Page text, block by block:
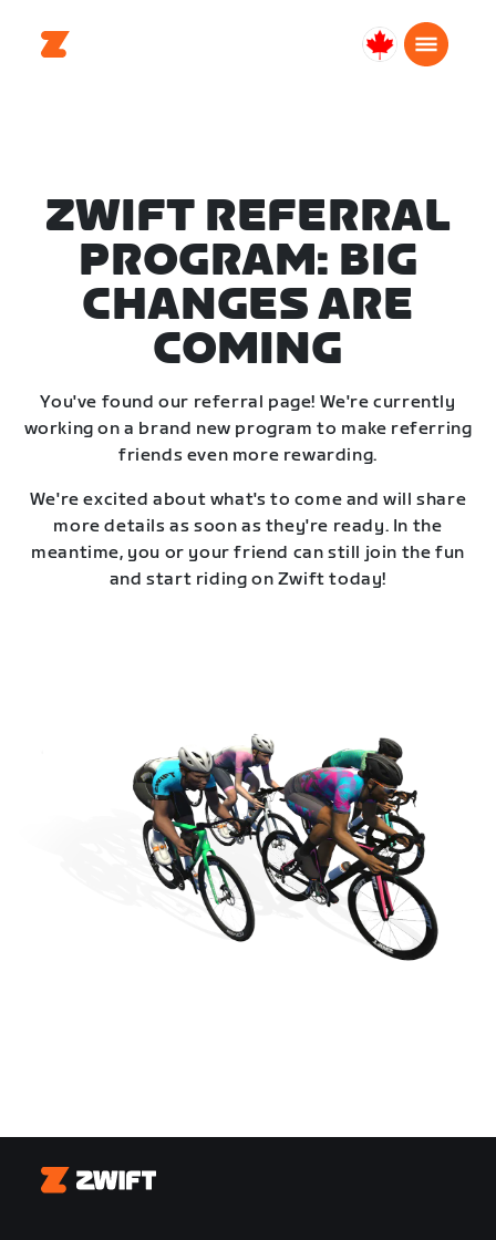
Canada
ZWIFT REFERRAL
PROGRAM: BIG
CHANGES ARE
COMING
You've found our referral page! We're currently
working on a brand new program to make referring
friends even more rewarding.
We're excited about what's to come and will share
more details as soon as they're ready. In the
meantime, you or your friend can still join the fun
and start riding on Zwift today!
Zwift